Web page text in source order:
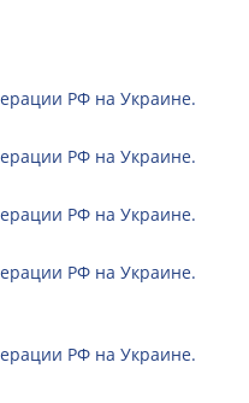
РФ на Украине.
РФ на Украине.
РФ на Украине.
РФ на Украине.
РФ на Украине.